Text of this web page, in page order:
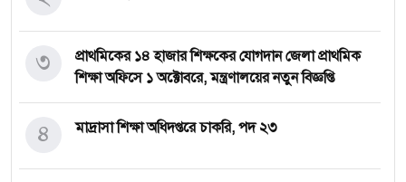
প্রাথমিকের ১৪ হাজার শিক্ষকের যোগদান জেলা প্রাথমিক
শিক্ষা অফিসে ১ অক্টোবরে, মন্ত্রণালয়ের নতুন বিজ্ঞপ্তি
৩
মাদ্রাসা শিক্ষা অধিদপ্তরে চাকরি, পদ ২৩
৪